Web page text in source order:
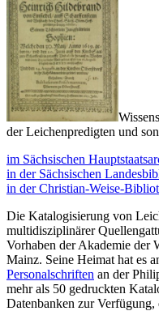
der Leichenpredigten und
im Sächsischen
in der Sächsischen
in der Christian-Weise-
Die Katalogisierung von
multidisziplinärer
Vorhaben der Akademie der
Mainz. Seine Heimat hat es
Personalschriften an der
mehr als 50 gedruckten
Datenbanken zur Verfügung,